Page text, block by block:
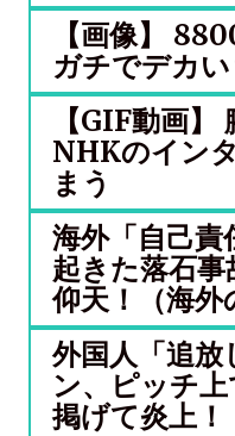
【画像】
ガチでデカい
【GIF動画】
NHKのイン
まう
海外「自己責
起きた落石事
仰天！（海外
外国人「追
ン、ピッチ
掲げて炎上！